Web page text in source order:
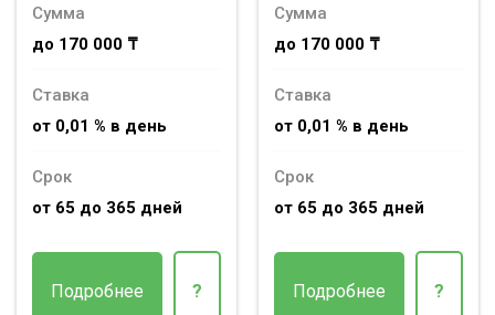
Сумма
до 170 000 ₸
Ставка
от 0,01 % в день
Срок
от 65 до 365 дней
Подробнее ?
Сумма
до 170 000 ₸
Ставка
от 0,01 % в день
Срок
от 65 до 365 дней
Подробнее ?